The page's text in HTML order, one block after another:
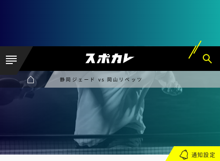
静岡ジェード vs 岡山リベッツ
通知設定